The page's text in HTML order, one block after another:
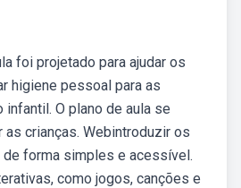
foi projetado para ajudar os
higiene pessoal para as
infantil. O plano de aula se
as crianças. Webintroduzir os
forma simples e acessível.
como jogos, canções e